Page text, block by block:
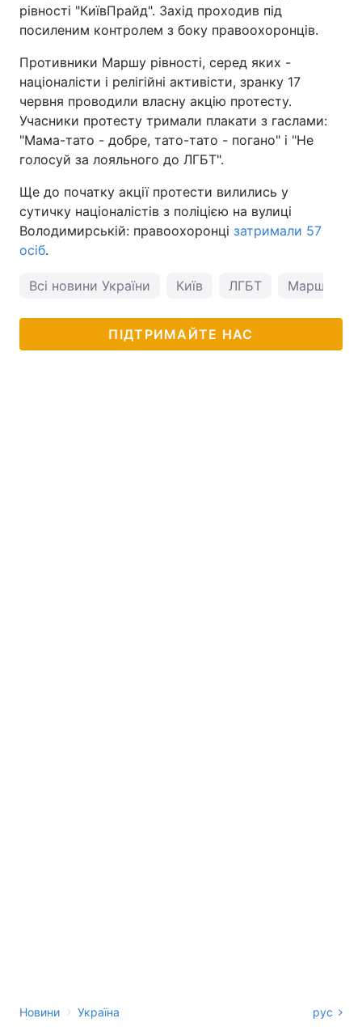
рівності "КиївПрайд". Захід проходив під
посиленим контролем з боку правоохоронців.
Противники Маршу рівності, серед яких -
націоналісти і релігійні активісти, зранку 17
червня проводили власну акцію протесту.
Учасники протесту тримали плакати з гаслами:
"Мама-тато - добре, тато-тато - погано" і "Не
голосуй за лояльного до ЛГБТ".
Ще до початку акції протести вилились у
сутичку націоналістів з поліцією на вулиці
Володимирській: правоохоронці затримали 57
осіб.
Всі новини України Київ ЛГБТ Марш
ПІДТРИМАЙТЕ НАС
Новини › Україна рус